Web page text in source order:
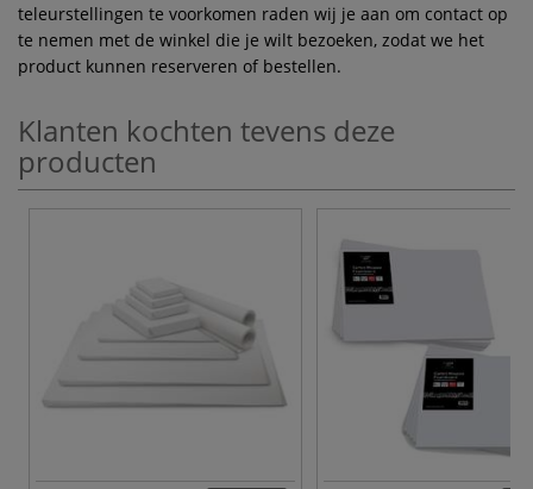
teleurstellingen te voorkomen raden wij je aan om contact op
te nemen met de winkel die je wilt bezoeken, zodat we het
product kunnen reserveren of bestellen.
Klanten kochten tevens deze
producten